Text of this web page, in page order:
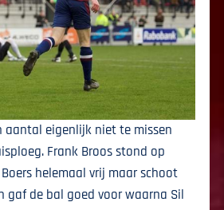
aantal eigenlijk niet te missen
Frank Broos stond op
helemaal vrij maar schoot
gaf de bal goed voor waarna Sil